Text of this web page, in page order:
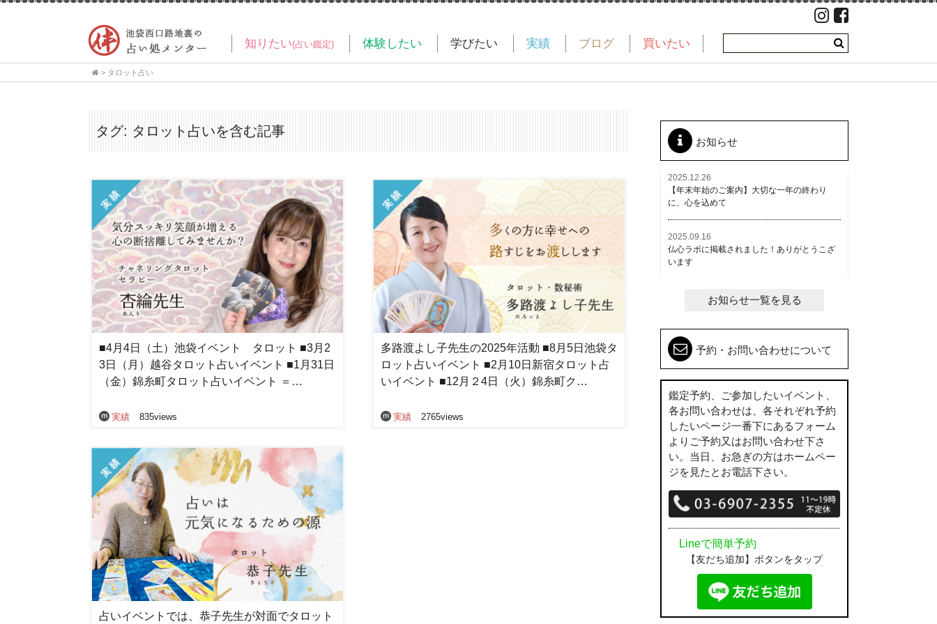
知りたい(占い鑑定) 体験したい 学びたい 実績 ブログ 買いたい
> タロット占い
タグ: タロット占いを含む記事
■4月4日（土）池袋イベント タロット ■3月2
3日（月）越谷タロット占いイベント ■1月31日
（金）錦糸町タロット占いイベント ＝…
実績 835views
多路渡よし子先生の2025年活動 ■8月5日池袋タ
ロット占いイベント ■2月10日新宿タロット占
いイベント ■12月２4日（火）錦糸町ク…
実績 2765views
占いイベントでは、恭子先生が対面でタロット
お知らせ
2025.12.26
【年末年始のご案内】大切な一年の終わり
に、心を込めて
2025.09.16
仏心ラボに掲載されました！ありがとうこざ
います
お知らせ一覧を見る
予約・お問い合わせについて
鑑定予約、ご参加したいイベント、
各お問い合わせは、各それぞれ予約
したいページ一番下にあるフォーム
よりご予約又はお問い合わせ下さ
い。当日、お急ぎの方はホームペー
ジを見たとお電話下さい。
Lineで簡単予約
【友だち追加】ボタンをタップ